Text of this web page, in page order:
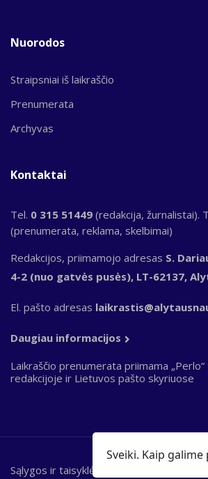
Nuorodos
Straipsniai iš laikraščio
Prenumerata
Archyvas
Kontaktai
Tel. 0 315 51449 (redakcija, žurnalistai).
(prenumerata, reklama, skelbimai)
Redakcijos, priimamojo adresas S.
4-2 (nuo gatvės pusės), LT-62137,
El. pašto adresas
Daugiau informacijos
Laikraščio prenumerata priimama
redakcijoje ir Lietuvos pašto skyriuose
Bottom
Sąlygos ir taisyklės
Sveiki. Kaip galime